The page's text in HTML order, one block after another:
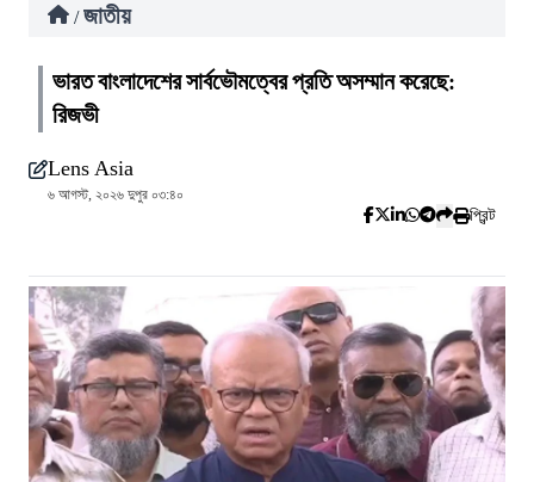
/ জাতীয়
ভারত বাংলাদেশের সার্বভৌমত্বের প্রতি অসম্মান করেছে:
রিজভী
Lens Asia
৬ আগস্ট, ২০২৬ দুপুর ০৩:৪০
প্রিন্ট